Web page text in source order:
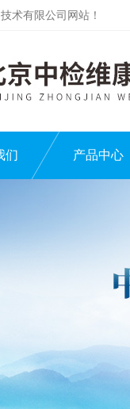
术有限公司网站！
们 产品中心